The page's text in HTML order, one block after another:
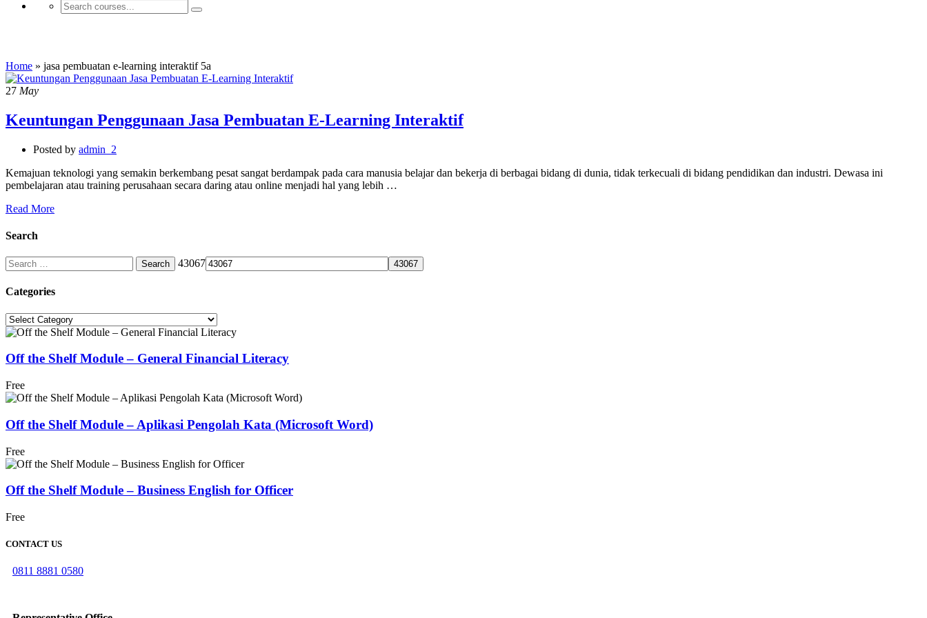
Home » jasa pembuatan e-learning interaktif 5a
27 May
Keuntungan Penggunaan Jasa Pembuatan E-Learning Interaktif
Posted by admin_2
Kemajuan teknologi yang semakin berkembang pesat sangat berdampak pada cara manusia belajar dan bekerja di berbagai bidang di dunia, tidak terkecuali di bidang pendidikan dan industri. Dewasa ini
pembelajaran atau training perusahaan secara daring atau online menjadi hal yang lebih …
Read More
Search
Search
for:
43067
Categories
Categories
Off the Shelf Module – General Financial Literacy
Free
Off the Shelf Module – Aplikasi Pengolah Kata (Microsoft Word)
Free
Off the Shelf Module – Business English for Officer
Free
CONTACT US
0811 8881 0580